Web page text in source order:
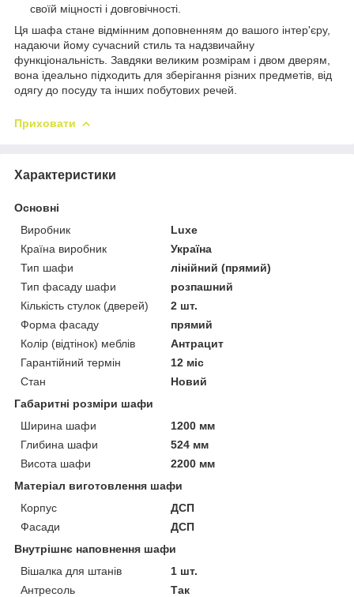
своїй міцності і довговічності.
Ця шафа стане відмінним доповненням до вашого інтер'єру,
надаючи йому сучасний стиль та надзвичайну
функціональність. Завдяки великим розмірам і двом дверям,
вона ідеально підходить для зберігання різних предметів, від
одягу до посуду та інших побутових речей.
Приховати
Характеристики
Основні
Виробник
Luxe
Країна виробник
Україна
Тип шафи
лінійний (прямий)
Тип фасаду шафи
розпашний
Кількість стулок (дверей)
2 шт.
Форма фасаду
прямий
Колір (відтінок) меблів
Антрацит
Гарантійний термін
12 міс
Стан
Новий
Габаритні розміри шафи
Ширина шафи
1200 мм
Глибина шафи
524 мм
Висота шафи
2200 мм
Матеріал виготовлення шафи
Корпус
ДСП
Фасади
ДСП
Внутрішнє наповнення шафи
Вішалка для штанів
1 шт.
Антресоль
Так